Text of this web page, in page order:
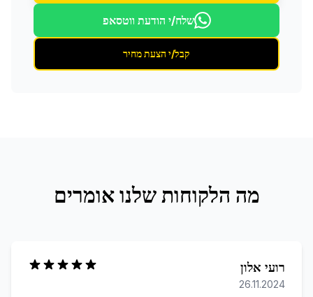
שלח/י הודעת ווטסאפ
קבל/י הצעת מחיר
מה הלקוחות שלנו אומרים
רועי אלון
26.11.2024